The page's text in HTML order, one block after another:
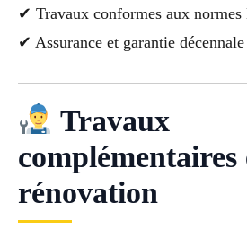
✔ Travaux conformes aux
✔ Assurance et garantie décennale
Travaux
complémentaires
rénovation